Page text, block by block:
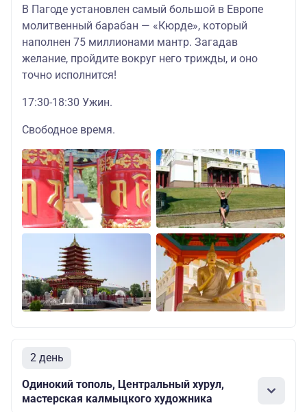
В Пагоде установлен самый большой в Европе
молитвенный барабан — «Кюрде», который
наполнен 75 миллионами мантр. Загадав
желание, пройдите вокруг него трижды, и оно
точно исполнится!
17:30-18:30 Ужин.
Свободное время.
2 день
Одинокий тополь, Центральный хурул,
мастерская калмыцкого художника